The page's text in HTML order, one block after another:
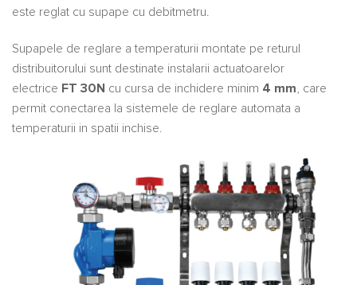
este reglat cu supape cu debitmetru.
Supapele de reglare a temperaturii montate pe returul
distribuitorului sunt destinate instalarii actuatoarelor
electrice FT 30N cu cursa de inchidere minim 4 mm , care
permit conectarea la sistemele de reglare automata a
temperaturii in spatii inchise.